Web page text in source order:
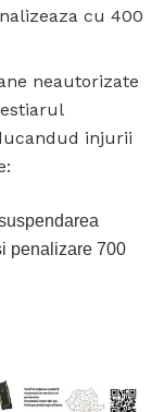
cu 400
neautorizate
injurii
penalizare 700